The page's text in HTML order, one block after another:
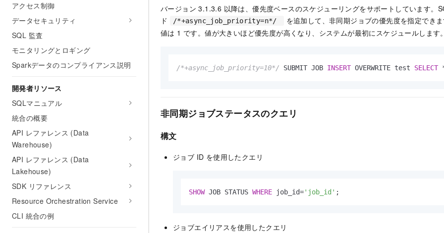
アクセス制御
データセキュリティ
SQL 監査
モニタリングとロギング
Sparkデータのコンプライアンス説明
開発者リソース
SQLマニュアル
統合の概要
API レファレンス (Data
Warehouse)
API レファレンス (Data
Lakehouse)
SDK リファレンス
Resource Orchestration Service
CLI 統合の例
バージョン 3.1.3.6 以降は、優先度ベースのスケジューリングをサポートしています。
ド
/*+async_job_priority=n*/
を追加して、非同期ジョブの優先度を指定でき
値は 1 です。値が大きいほど優先度が高くなり、システムが最初にスケジュールします
/*+async_job_priority=10*/ SUBMIT JOB INSERT OVERWRITE test SELECT
非同期ジョブステータスのクエリ
構文
ジョブ ID を使用したクエリ
SHOW JOB STATUS WHERE job_id='job_id' ;
ジョブエイリアスを使用したクエリ